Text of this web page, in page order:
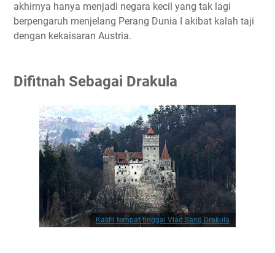
akhirnya hanya menjadi negara kecil yang tak lagi
berpengaruh menjelang Perang Dunia I akibat kalah taji
dengan kekaisaran Austria.
Difitnah Sebagai Drakula
Kastil tempat tinggal Vlad Sang Drakula